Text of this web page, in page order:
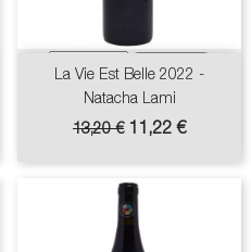
La Vie Est Belle 2022 -
Natacha Lami
Prix
base
13,20 € Prix
11,22 €